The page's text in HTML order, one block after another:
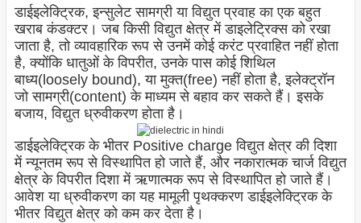
डाईइलेक्ट्रिक, इन्सुलेट सामग्री या विद्युत प्रवाह का एक बहुत
खराब कंडक्टर। जब किसी विद्युत क्षेत्र में डाइलेट्रिक्स को रखा
जाता है, तो व्यावहारिक रूप से उनमें कोई करंट प्रवाहित नहीं होता
है, क्योंकि धातुओं के विपरीत, उनके पास कोई शिथिल
बाध्य(loosely bound), या मुक्त(free) नहीं होता है, इलेक्ट्रॉन
जो सामग्री(content) के माध्यम से बहाव कर सकते हैं। इसके
बजाय, विद्युत ध्रुवीकरण होता है।
डाईइलेक्ट्रिक के भीतर Positive charge विद्युत क्षेत्र की दिशा
में न्यूनतम रूप से विस्थापित हो जाते हैं, और नकारात्मक चार्ज विद्युत
क्षेत्र के विपरीत दिशा में ऋणात्मक रूप से विस्थापित हो जाते हैं।
आवेश या ध्रुवीकरण का यह मामूली पृथक्करण डाईइलेक्ट्रिक के
भीतर विद्युत क्षेत्र को कम कर देता है।